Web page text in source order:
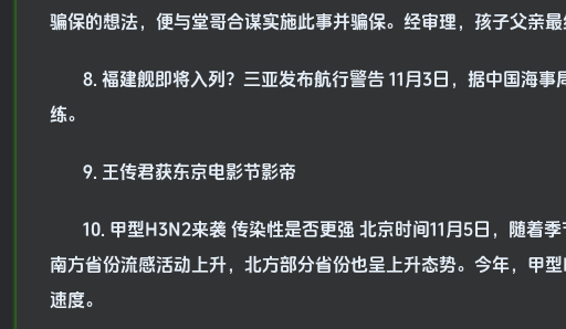
骗保的想法，便与堂哥合谋实施此事并骗保。经审理，孩子父亲
8. 福建舰即将入列？三亚发布航行警告 11月3日，据中国海
练。
9. 王传君获东京电影节影帝
10. 甲型H3N2来袭 传染性是否更强 北京时间11月5日，随着
南方省份流感活动上升，北方部分省份也呈上升态势。今年，甲
速度。